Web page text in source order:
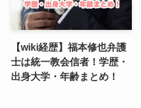
【wiki経歴】福本修也弁護
士は統一教会信者！学歴・
出身大学・年齢まとめ！